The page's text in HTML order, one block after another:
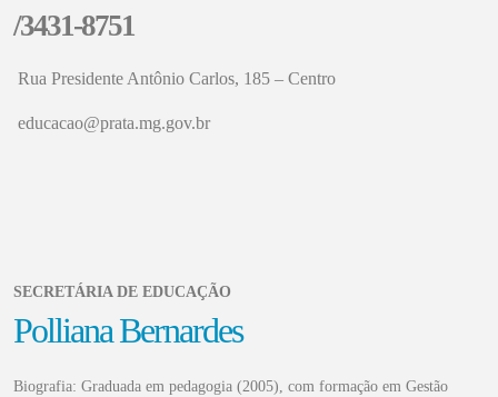
/3431-8751
Rua Presidente Antônio Carlos, 185 – Centro
educacao@prata.mg.gov.br
SECRETÁRIA DE EDUCAÇÃO
Polliana Bernardes
Biografia: Graduada em pedagogia (2005), com formação em Gestão